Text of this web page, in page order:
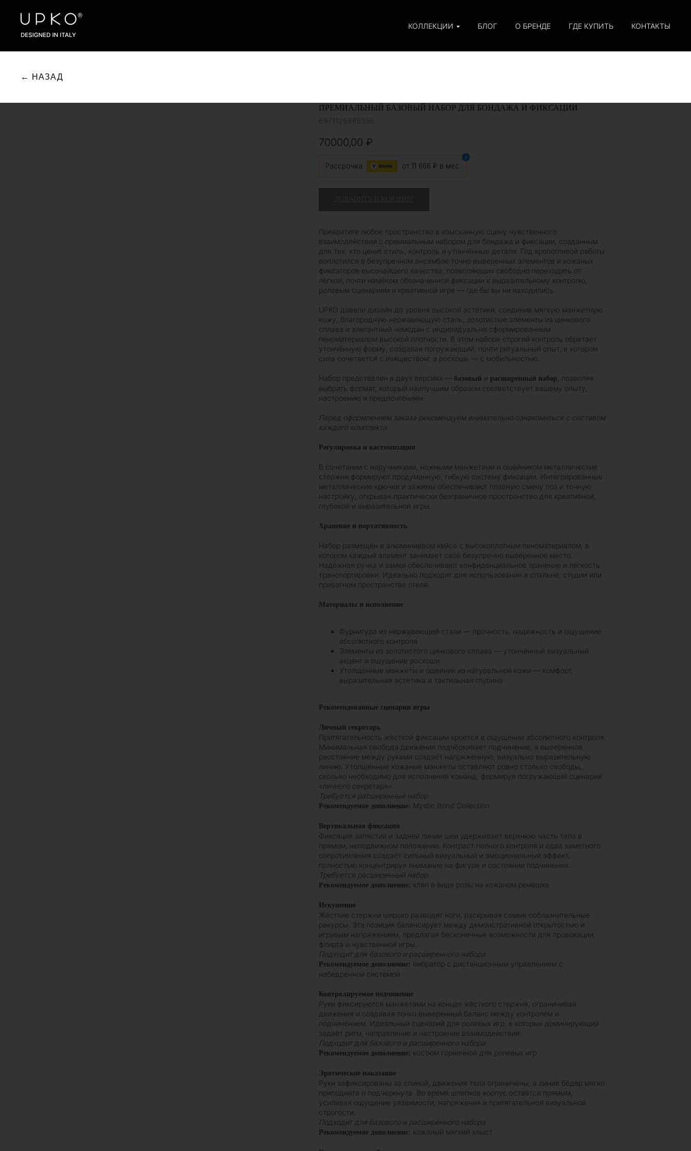
КОЛЛЕКЦИИ БЛОГ О БРЕНДЕ ГДЕ КУПИТЬ КОНТАКТЫ
← НАЗАД
ПРЕМИАЛЬНЫЙ БАЗОВЫЙ НАБОР ДЛЯ БОНДАЖА И ФИКСАЦИИ
6971126866556
70000,00 ₽
Рассрочка от 11 666 ₽ в мес.
Превратите любое пространство в изысканную сцену чувственного
взаимодействия с премиальным набором для бондажа и фиксации, созданным
для тех, кто ценит стиль, контроль и утончённые детали. Год кропотливой работы
воплотился в безупречном ансамбле точно выверенных элементов и кожаных
фиксаторов высочайшего качества, позволяющих свободно переходить от
лёгкой, почти намёком обозначенной фиксации к выразительному контролю,
ролевым сценариям и креативной игре — где бы вы ни находились.
UPKO довели дизайн до уровня высокой эстетики, соединив мягкую манжетную
кожу, благородную нержавеющую сталь, золотистые элементы из цинкового
сплава и элегантный чемодан с индивидуально сформированным
пеноматериалом высокой плотности. В этом наборе строгий контроль обретает
утончённую форму, создавая погружающий, почти ритуальный опыт, в котором
сила сочетается с изяществом, а роскошь — с мобильностью.
Набор представлен в двух версиях — базовый и расширенный набор
, позволяя
выбрать формат, который наилучшим образом соответствует вашему опыту,
настроению и предпочтениям.
Перед оформлением заказа рекомендуем внимательно ознакомиться с составом
каждого комплекта.
Регулировка и кастомизация
В сочетании с наручниками, ножными манжетами и ошейником металлические
стержни формируют продуманную, гибкую систему фиксации. Интегрированные
металлические крючки и зажимы обеспечивают плавную смену поз и точную
настройку, открывая практически безграничное пространство для креативной,
глубокой и выразительной игры.
Хранение и портативность
Набор размещён в алюминиевом кейсе с высокоплотным пеноматериалом, в
котором каждый элемент занимает своё безупречно выверенное место.
Надёжная ручка и замки обеспечивают конфиденциальное хранение и лёгкость
транспортировки. Идеально подходит для использования в спальне, студии или
приватном пространстве отеля.
Материалы и исполнение
Фурнитура из нержавеющей стали — прочность, надёжность и ощущение
абсолютного контроля
Элементы из золотистого цинкового сплава — утончённый визуальный
акцент и ощущение роскоши
Утолщённые манжеты и ошейник из натуральной кожи — комфорт,
выразительная эстетика и тактильная глубина
Рекомендованные сценарии игры
Личный секретарь
Притягательность жёсткой фиксации кроется в ощущении абсолютного контроля.
Минимальная свобода движения подчёркивает подчинение, а выверенное
расстояние между руками создаёт напряжённую, визуально выразительную
линию. Утолщённые кожаные манжеты оставляют ровно столько свободы,
сколько необходимо для исполнения команд, формируя погружающий сценарий
«личного секретаря».
Требуется расширенный набор
Рекомендуемое дополнение: Mystic Bond Collection
Вертикальная фиксация
Фиксация запястий и задней линии шеи удерживает верхнюю часть тела в
прямом, неподвижном положении. Контраст полного контроля и едва заметного
сопротивления создаёт сильный визуальный и эмоциональный эффект,
полностью концентрируя внимание на фигуре и состоянии подчинения.
Требуется расширенный набор
Рекомендуемое дополнение: кляп в виде розы на кожаном ремешке
Искушение
Жёсткие стержни широко разводят ноги, раскрывая самые соблазнительные
ракурсы. Эта позиция балансирует между демонстративной открытостью и
игривым напряжением, предлагая бесконечные возможности для провокации,
флирта и чувственной игры.
Подходит для базового и расширенного набора
Рекомендуемое дополнение: вибратор с дистанционным управлением с
набедренной системой
Контролируемое подчинение
Руки фиксируются манжетами на концах жёсткого стержня, ограничивая
движения и создавая тонко выверенный баланс между контролем и
подчинением. Идеальный сценарий для ролевых игр, в которых доминирующий
задаёт ритм, направление и настроение взаимодействия.
Подходит для базового и расширенного набора
Рекомендуемое дополнение: костюм горничной для ролевых игр
Эротическое наказание
Руки зафиксированы за спиной, движения тела ограничены, а линия бёдер мягко
приподнята и подчеркнута. Во время шлепков корпус остаётся прямым,
усиливая ощущение уязвимости, напряжения и притягательной визуальной
строгости.
Подходит для базового и расширенного набора
Рекомендуемое дополнение: кожаный мягкий хлыст